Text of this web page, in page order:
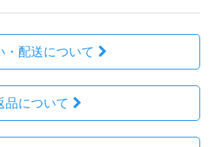
・配送について
品について